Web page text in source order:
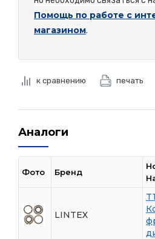
Помощь по работе с
магазином.
к сравнению печать
Аналоги
Фото Бренд
LINTEX